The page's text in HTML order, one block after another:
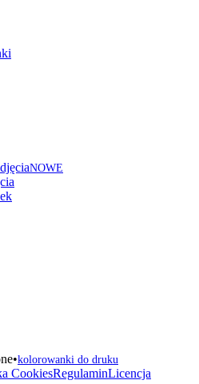
NOWE
•kolorowanki do druku
CookiesRegulaminLicencja